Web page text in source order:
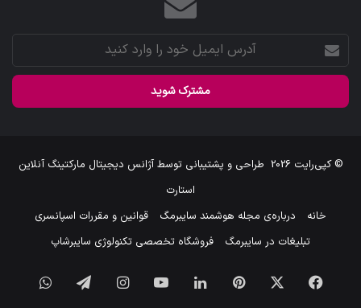
آدرس
ایمیل
خود
وارد
© کپی‌رایت 2026 طراحی و پشتیبانی توسطآژانس دیجیتال مارکتینگ آنلاین
استارت
خانه
درباره‌ی مجله هوشمند سایبرمگ
قوانین و مقررات اسپانسری
تبلیغات در سایبرمگ
فروشگاه تخصصی تکنولوژی سایبرشاپ
فیس ‫پین‌ترست لینکدین یوتیوب اینستاگرام تلگرام